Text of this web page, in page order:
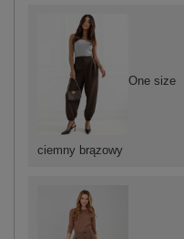
ciemny brązowy
One size